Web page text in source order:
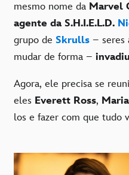
mesmo nome da Marvel
agente da S.H.I.E.L.D.
grupo de Skrulls – seres
mudar de forma – invadiu
Agora, ele precisa se
eles Everett Ross,
los e fazer com que tudo